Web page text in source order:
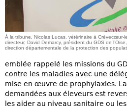
À la tribune, Nicolas Lucas, vétérinaire à Crèvecœur-
directeur, David Demarcy, président du GDS de
direction départementale de la protection des
emblée rappelé les missions du
contre les maladies avec une
mise en œuvre de prophylaxies.
demandées aux éleveurs est
les aider au niveau sanitaire ou